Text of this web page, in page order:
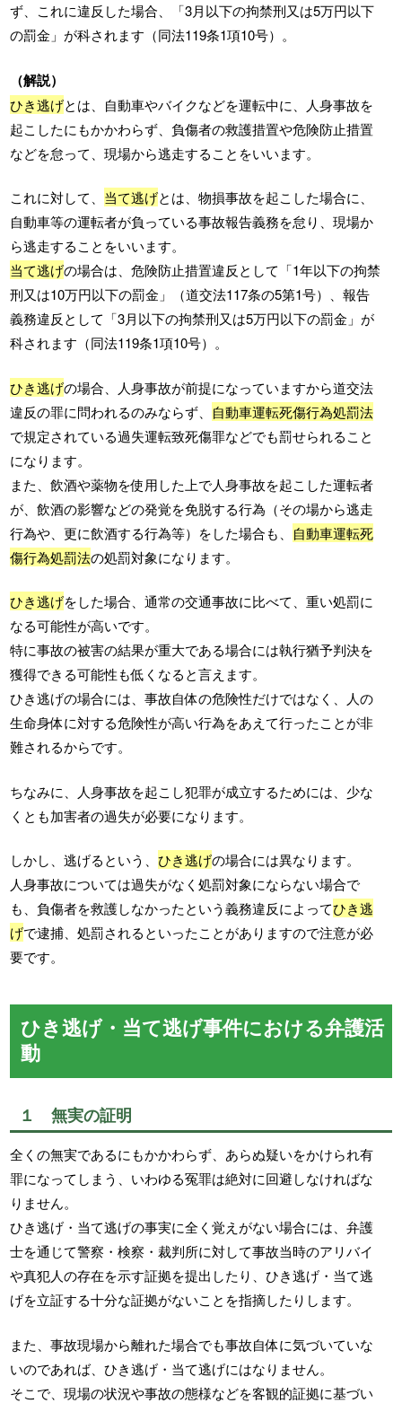
ず、これに違反した場合、「3月以下の拘禁刑又は5万円以下
の罰金」が科されます（同法119条1項10号）。
（解説）
ひき逃げとは、自動車やバイクなどを運転中に、人身事故を
起こしたにもかかわらず、負傷者の救護措置や危険防止措置
などを怠って、現場から逃走することをいいます。
これに対して、 当て逃げとは、物損事故を起こした場合に、
自動車等の運転者が負っている事故報告義務を怠り、現場か
ら逃走することをいいます。
当て逃げの場合は、危険防止措置違反として「1年以下の拘禁
刑又は10万円以下の罰金」（道交法117条の5第1号）、報告
義務違反として「3月以下の拘禁刑又は5万円以下の罰金」が
科されます（同法119条1項10号）。
ひき逃げの場合、人身事故が前提になっていますから道交法
違反の罪に問われるのみならず、 自動車運転死傷行為処罰法
で規定されている過失運転致死傷罪などでも罰せられること
になります。
また、飲酒や薬物を使用した上で人身事故を起こした運転者
が、飲酒の影響などの発覚を免脱する行為（その場から逃走
行為や、更に飲酒する行為等）をした場合も、 自動車運転死
傷行為処罰法の処罰対象になります。
ひき逃げをした場合、通常の交通事故に比べて、重い処罰に
なる可能性が高いです。
特に事故の被害の結果が重大である場合には執行猶予判決を
獲得できる可能性も低くなると言えます。
ひき逃げの場合には、事故自体の危険性だけではなく、人の
生命身体に対する危険性が高い行為をあえて行ったことが非
難されるからです。
ちなみに、人身事故を起こし犯罪が成立するためには、少な
くとも加害者の過失が必要になります。
しかし、逃げるという、ひき逃げの場合には異なります。
人身事故については過失がなく処罰対象にならない場合で
も、負傷者を救護しなかったという義務違反によってひき逃
げで逮捕、処罰されるといったことがありますので注意が必
要です。
ひき逃げ・当て逃げ事件における弁護活
動
１ 無実の証明
全くの無実であるにもかかわらず、あらぬ疑いをかけられ有
罪になってしまう、いわゆる冤罪は絶対に回避しなければな
りません。
ひき逃げ・当て逃げの事実に全く覚えがない場合には、弁護
士を通じて警察・検察・裁判所に対して事故当時のアリバイ
や真犯人の存在を示す証拠を提出したり、ひき逃げ・当て逃
げを立証する十分な証拠がないことを指摘したりします。
また、事故現場から離れた場合でも事故自体に気づいていな
いのであれば、ひき逃げ・当て逃げにはなりません。
そこで、現場の状況や事故の態様などを客観的証拠に基づい